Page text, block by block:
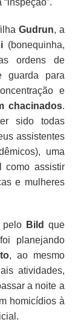
Gudrun, a
(bonequinha,
ordens de
guarda para
e
chacinados.
sido todas
assistentes
uma
como assistir
e mulheres
pelo Bild que
planejando
, ao mesmo
atividades,
a noite a
homicídios à